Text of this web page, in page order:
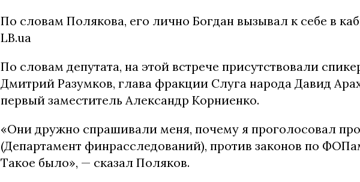
По словам Полякова, его лично Богдан вызывал к себе в
LB.ua
По словам депутата, на этой встрече присутствовали
Дмитрий Разумков, глава фракции Слуга народа Давид
первый заместитель Александр Корниенко.
«Они дружно спрашивали меня, почему я проголосовал
(Департамент финрасследований), против законов по
Такое было», — сказал Поляков.